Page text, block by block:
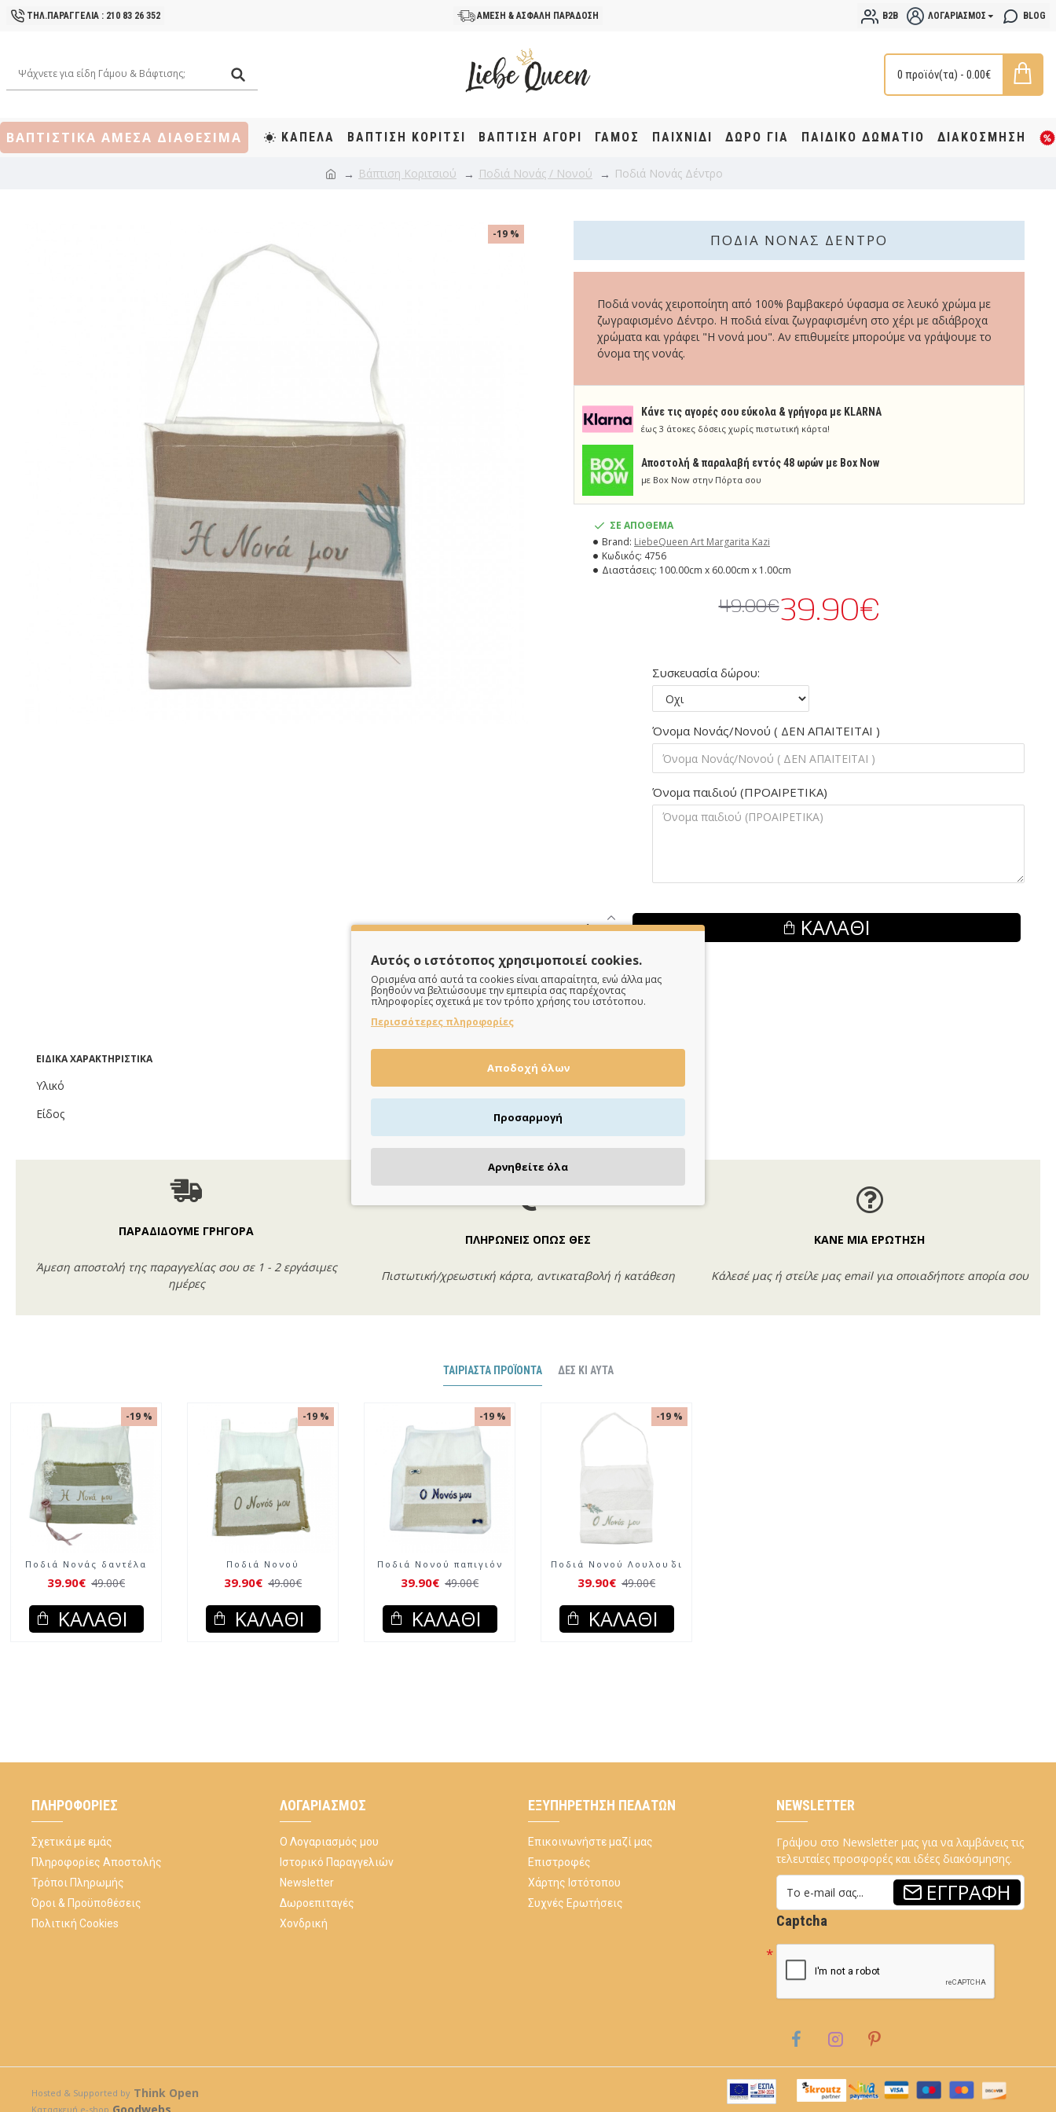
ΤΗΛ.ΠΑΡΑΓΓΕΛΙΑ : 210 83 26 352 ΑΜΕΣΗ & ΑΣΦΑΛΗ ΠΑΡΑΔΟΣΗ B2B ΛΟΓΑΡΙΑΣΜΌΣ BLOG
0 προϊόν(τα) - 0.00€
ΒΑΠΤΙΣΤΙΚΑ ΑΜΕΣΑ ΔΙΑΘΕΣΙΜΑ ΚΑΠΕΛΑ ΒΆΠΤΙΣΗ KOΡΊΤΣΙ ΒΆΠΤΙΣΗ ΑΓΌΡΙ ΓΑΜΟΣ ΠΑΙΧΝΙΔΙ ΔΩΡΟ ΓΙΑ ΠΑΙΔΙΚΟ ΔΩΜΑΤΙΟ ΔΙΑΚΟΣΜΗΣΗ
Βάπτιση Κοριτσιού Ποδιά Νονάς / Νονού Ποδιά Νονάς Δέντρο
-19 % ΠΟΔΙΆ ΝΟΝΆΣ ΔΈΝΤΡΟ
Κάνε τις αγορές σου εύκολα & γρήγορα με KLARNA
έως 3 άτοκες δόσεις χωρίς πιστωτική κάρτα!
Aποστολή & παραλαβή εντός 48 ωρών με Box Now
με Box Now στην Πόρτα σου
Ποδιά νονάς χειροποίητη από 100% βαμβακερό ύφασμα σε λευκό χρώμα με
ζωγραφισμένο Δέντρο. Η ποδιά είναι ζωγραφισμένη στο χέρι με αδιάβροχα
χρώματα και γράφει "Η νονά μου". Αν επιθυμείτε μπορούμε να γράψουμε το
όνομα της νονάς.
ΣΕ ΑΠΟΘΕΜΑ
Brand: LiebeQueen Art Margarita Kazi
Κωδικός: 4756
Διαστάσεις: 100.00cm x 60.00cm x 1.00cm
39.90€
49.00€
Συσκευασία δώρου:
Όνομα Νονάς/Νονού ( ΔΕΝ ΑΠΑΙΤΕΙΤΑΙ )
Όνομα παιδιού (ΠΡΟΑΙΡΕΤΙΚΑ)
ΚΑΛΆΘΙ
ΕΙΔΙΚΆ ΧΑΡΑΚΤΗΡΙΣΤΙΚΆ
Υλικό
Βαμβακερή
Είδος
ΠΑΡΑΔΙΔΟΥΜΕ ΓΡΗΓΟΡΑ
Άμεση αποστολή της παραγγελίας σου σε 1 - 2 εργάσιμες
ημέρες
ΠΛΗΡΩΝΕΙΣ ΟΠΩΣ ΘΕΣ
Πιστωτική/χρεωστική κάρτα, αντικαταβολή ή κατάθεση
ΚΑΝΕ ΜΙΑ ΕΡΩΤΗΣΗ
Κάλεσέ μας ή στείλε μας email για οποιαδήποτε απορία σου
ΤΑΙΡΙΑΣΤΆ ΠΡΟΪΌΝΤΑ ΔΕΣ ΚΙ ΑΥΤΆ
-19 %
Ποδιά Νονάς δαντέλα
39.90€ 49.00€
ΚΑΛΆΘΙ
-19 %
Ποδιά Νονού
39.90€ 49.00€
ΚΑΛΆΘΙ
-19 %
Ποδιά Νονού παπιγιόν
39.90€ 49.00€
ΚΑΛΆΘΙ
-19 %
Ποδιά Νονού Λουλου΄δι
39.90€ 49.00€
ΚΑΛΆΘΙ
ΠΛΗΡΟΦΟΡΊΕΣ
Σχετικά με εμάς
Πληροφορίες Αποστολής
Τρόποι Πληρωμής
Όροι & Προϋποθέσεις
Πολιτική Cookies
ΛΟΓΑΡΙΑΣΜΌΣ
Ο Λογαριασμός μου
Ιστορικό Παραγγελιών
Newsletter
Δωροεπιταγές
Χονδρική
ΕΞΥΠΗΡΈΤΗΣΗ ΠΕΛΑΤΏΝ
Επικοινωνήστε μαζί μας
Επιστροφές
Χάρτης Ιστότοπου
Συχνές Ερωτήσεις
NEWSLETTER
Γράψου στο Newsletter μας για να λαμβάνεις τις
τελευταίες προσφορές και ιδέες διακόσμησης.
ΕΓΓΡΑΦΉ
Captcha
Hosted & Supported by Think Open
Κατασκευή e-shop
Αυτός ο ιστότοπος χρησιμοποιεί cookies.
Ορισμένα από αυτά τα cookies είναι απαραίτητα, ενώ άλλα μας
βοηθούν να βελτιώσουμε την εμπειρία σας παρέχοντας
πληροφορίες σχετικά με τον τρόπο χρήσης του ιστότοπου.
Περισσότερες πληροφορίες
Αποδοχή όλων
Προσαρμογή
Αρνηθείτε όλα